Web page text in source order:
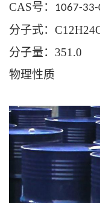
CAS号： 1067-33-
分子式：
分子量： 351.0
物理性质